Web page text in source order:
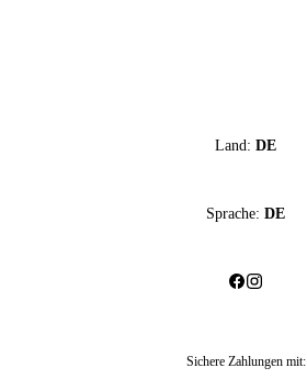
Land: DE
Sprache: DE
Sichere Zahlungen mit: